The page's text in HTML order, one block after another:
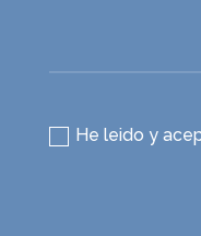
He leido y